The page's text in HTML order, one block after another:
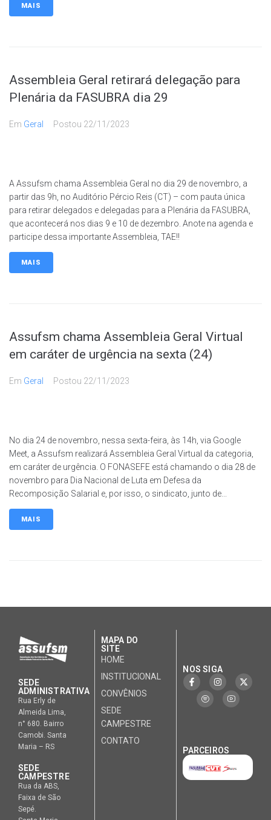
MAIS
Assembleia Geral retirará delegação para
Plenária da FASUBRA dia 29
Em Geral Postou 22/11/2023
A Assufsm chama Assembleia Geral no dia 29 de novembro, a
partir das 9h, no Auditório Pércio Reis (CT) – com pauta única
para retirar delegados e delegadas para a Plenária da FASUBRA,
que acontecerá nos dias 9 e 10 de dezembro. Anote na agenda e
participe dessa importante Assembleia, TAE!!
MAIS
Assufsm chama Assembleia Geral Virtual
em caráter de urgência na sexta (24)
Em Geral Postou 22/11/2023
No dia 24 de novembro, nessa sexta-feira, às 14h, via Google
Meet, a Assufsm realizará Assembleia Geral Virtual da categoria,
em caráter de urgência. O FONASEFE está chamando o dia 28 de
novembro para Dia Nacional de Luta em Defesa da
Recomposição Salarial e, por isso, o sindicato, junto de...
MAIS
SEDE
ADMINISTRATIVA
Rua Erly de
Almeida Lima,
n° 680. Bairro
Camobi. Santa
Maria – RS
SEDE
CAMPESTRE
Rua da ABS,
Faixa de São
Sepé.
MAPA DO
SITE
HOME
INSTITUCIONAL
CONVÊNIOS
SEDE
CAMPESTRE
CONTATO
NOS SIGA
PARCEIROS